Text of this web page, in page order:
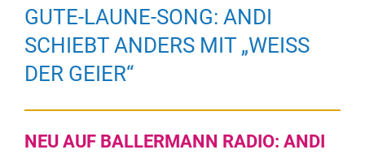
GUTE-LAUNE-SONG: ANDI
SCHIEBT ANDERS MIT „WEISS
DER GEIER“
NEU AUF BALLERMANN RADIO: ANDI